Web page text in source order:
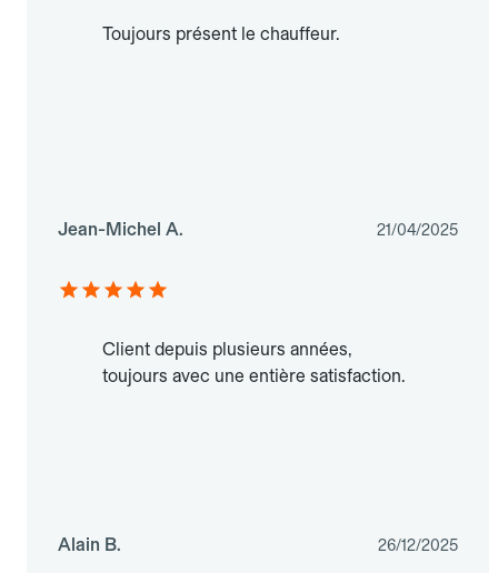
Toujours présent le chauffeur.
Jean-Michel A. 21/04/2025
Client depuis plusieurs années,
toujours avec une entière satisfaction.
Alain B. 26/12/2025